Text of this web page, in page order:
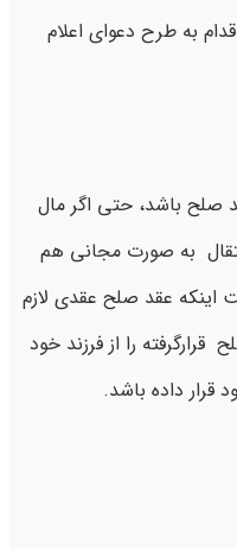
به طرح دعوای اعلام
صلح باشد، حتی اگر مال
به صورت مجانی هم
اینکه عقد صلح عقدی لازم
را از فرزند خود
داده باشد.